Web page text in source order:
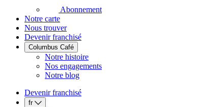
Abonnement
Notre carte
Nous trouver
Devenir franchisé
Columbus Café
Notre histoire
Nos engagements
Notre blog
Devenir franchisé
fr